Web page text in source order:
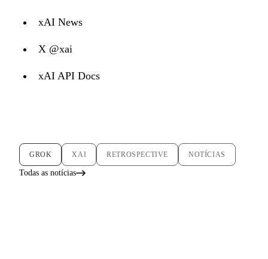
xAI News
X @xai
xAI API Docs
GROK XAI RETROSPECTIVE NOTÍCIAS
Todas as notícias